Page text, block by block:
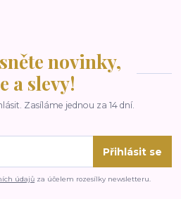
novinky,
a slevy!
Zasíláme jednou za 14 dní.
Přihlásit se
údajů za účelem rozesílky newsletteru.